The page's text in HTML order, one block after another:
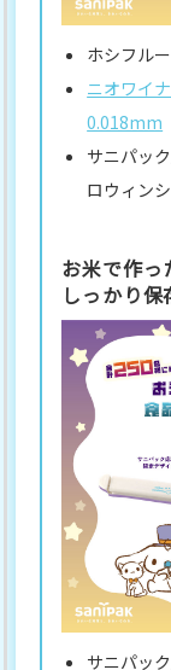
ホシフル
ニオワイ
0.018mm
サニパッ
ロウィン
お米で作っ
しっかり保
サニパッ